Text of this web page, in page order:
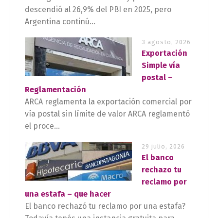
descendió al 26,9% del PBI en 2025, pero
Argentina continú...
3 agosto, 2026
Exportación
Simple vía
postal –
Reglamentación
ARCA reglamenta la exportación comercial por
vía postal sin límite de valor ARCA reglamentó
el proce...
29 julio, 2026
El banco
rechazo tu
reclamo por
una estafa – que hacer
El banco rechazó tu reclamo por una estafa?